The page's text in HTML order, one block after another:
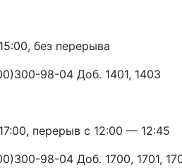
без перерыва
98-04 Доб. 1401, 1403
перерыв с 12:00 — 12:45
98-04 Доб. 1700, 1701,